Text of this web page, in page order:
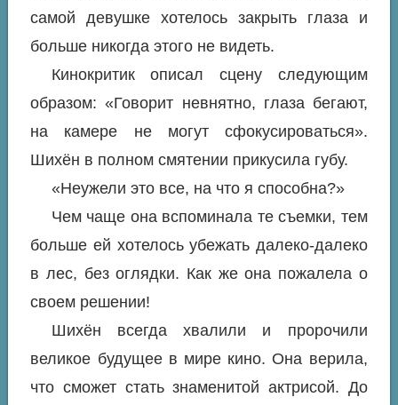
самой девушке хотелось закрыть глаза и
больше никогда этого не видеть.
Кинокритик описал сцену следующим
образом: «Говорит невнятно, глаза бегают,
на камере не могут сфокусироваться».
Шихён в полном смятении прикусила губу.
«Неужели это все, на что я способна?»
Чем чаще она вспоминала те съемки, тем
больше ей хотелось убежать далеко-далеко
в лес, без оглядки. Как же она пожалела о
своем решении!
Шихён всегда хвалили и пророчили
великое будущее в мире кино. Она верила,
что сможет стать знаменитой актрисой. До